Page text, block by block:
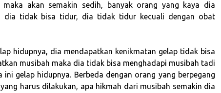
akan semakin sedih, banyak orang yang kaya dia
dia tidak bisa tidur, dia tidak tidur kecuali dengan obat
hidupnya, dia mendapatkan kenikmatan gelap tidak bisa
musibah maka dia tidak bisa menghadapi musibah tadi
ini gelap hidupnya. Berbeda dengan orang yang berpegang
harus dilakukan, apa hikmah dari musibah semakin dia